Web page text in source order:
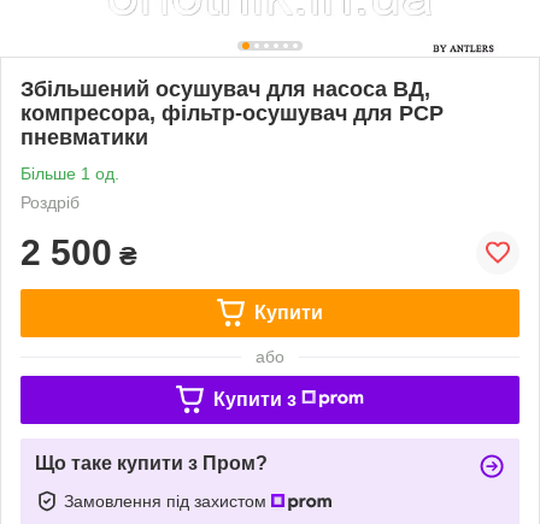
Збільшений осушувач для насоса ВД,
компресора, фільтр-осушувач для PCP
пневматики
Більше 1 од.
Роздріб
2 500 ₴
Купити
або
Купити з
Що таке купити з Пром?
Замовлення під захистом